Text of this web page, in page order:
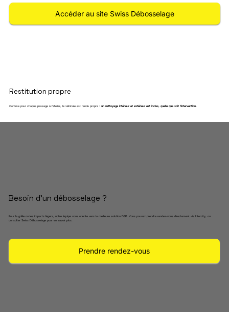
Accéder au site Swiss Débosselage
Restitution propre
Comme pour chaque passage à l’atelier, le véhicule est rendu propre : un nettoyage intérieur et extérieur est inclus, quelle que soit l’intervention.
Besoin d’un débosselage ?
Pour la grêle ou les impacts légers, notre équipe vous oriente vers la meilleure solution DSP. Vous pouvez prendre rendez-vous directement via Intercity, ou
consulter Swiss Débosselage pour en savoir plus.
Prendre rendez-vous